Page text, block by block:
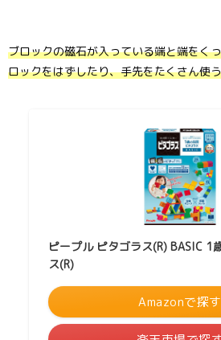
ブロックの磁石が入っている端と端をく
ロックをはずしたり、手先をたくさん使
ピープル ピタゴラス(R) BASIC 1
ス(R)
Amazonで探す